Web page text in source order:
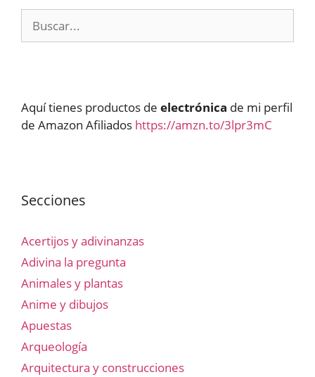
Aquí tienes productos de electrónica de mi perfil
de Amazon Afiliados https://amzn.to/3lpr3mC
Secciones
Acertijos y adivinanzas
Adivina la pregunta
Animales y plantas
Anime y dibujos
Apuestas
Arqueología
Arquitectura y construcciones